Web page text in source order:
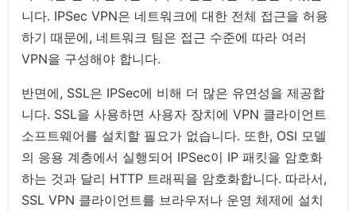
니다. IPSec VPN은 네트워크에 대한 전체 접근을 허용
하기 때문에, 네트워크 팀은 접근 수준에 따라 여러
VPN을 구성해야 합니다.
반면에, SSL은 IPSec에 비해 더 많은 유연성을 제공합
니다. SSL을 사용하면 사용자 장치에 VPN 클라이언트
소프트웨어를 설치할 필요가 없습니다. 또한, OSI 모델
의 응용 계층에서 실행되어 IPSec이 IP 패킷을 암호화
하는 것과 달리 HTTP 트래픽을 암호화합니다. 따라서,
SSL VPN 클라이언트를 브라우저나 운영 체제에 설치